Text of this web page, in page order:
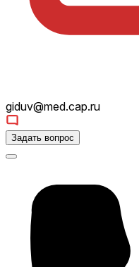
giduv@med.cap.ru
Задать вопрос